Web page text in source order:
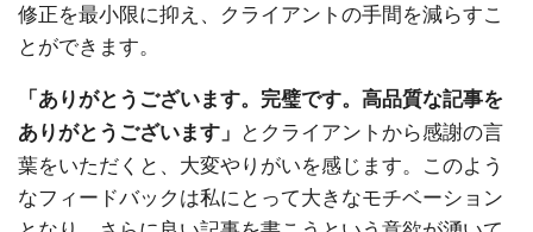
修正を最小限に抑え、クライアントの手間を減らすこ
とができます。
「ありがとうございます。完璧です。高品質な記事を
ありがとうございます」 とクライアントから感謝の言
葉をいただくと、大変やりがいを感じます。このよう
なフィードバックは私にとって大きなモチベーション